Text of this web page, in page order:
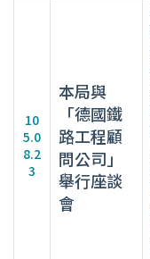
10
5.0
8.2
3
本局與
「德國鐵
路工程顧
問公司」
舉行座談
會